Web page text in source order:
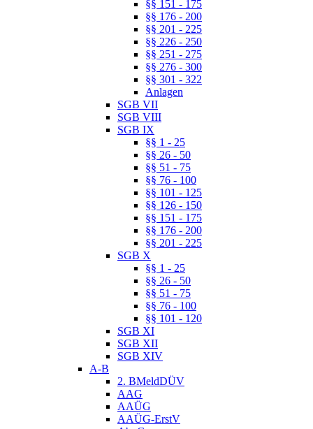
§§ 151 - 175
§§ 176 - 200
§§ 201 - 225
§§ 226 - 250
§§ 251 - 275
§§ 276 - 300
§§ 301 - 322
Anlagen
SGB VII
SGB VIII
SGB IX
§§ 1 - 25
§§ 26 - 50
§§ 51 - 75
§§ 76 - 100
§§ 101 - 125
§§ 126 - 150
§§ 151 - 175
§§ 176 - 200
§§ 201 - 225
SGB X
§§ 1 - 25
§§ 26 - 50
§§ 51 - 75
§§ 76 - 100
§§ 101 - 120
SGB XI
SGB XII
SGB XIV
A-B
2. BMeldDÜV
AAG
AAÜG
AAÜG-ErstV